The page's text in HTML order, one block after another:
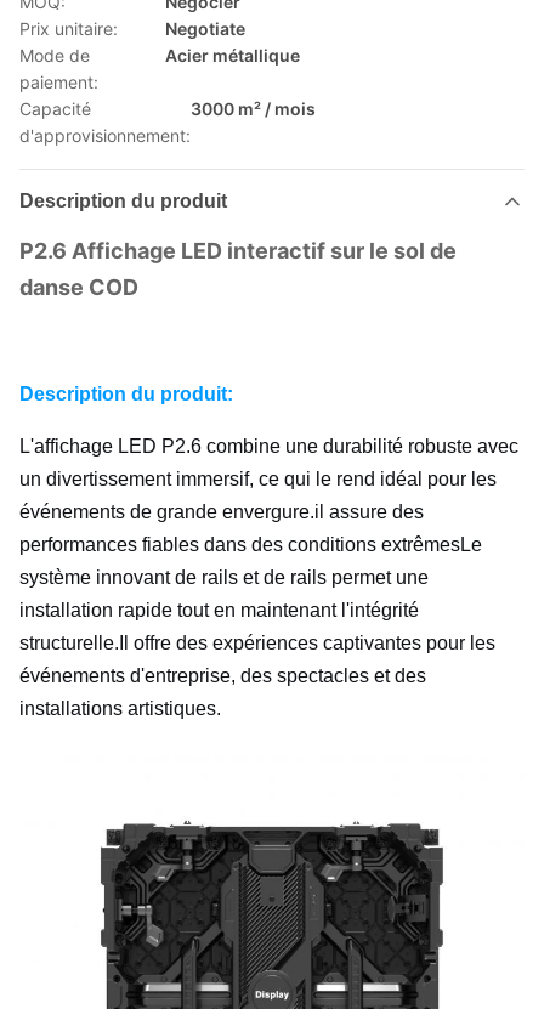
Prix unitaire:
Negotiate
Mode de
paiement:
Acier métallique
Capacité
d'approvisionnement:
3000 m² / mois
Description du produit
P2.6 Affichage LED interactif sur le sol de
danse COD
Description du produit:
L'affichage LED P2.6 combine une durabilité robuste avec
un divertissement immersif, ce qui le rend idéal pour les
événements de grande envergure.il assure des
performances fiables dans des conditions extrêmesLe
système innovant de rails et de rails permet une
installation rapide tout en maintenant l'intégrité
structurelle.Il offre des expériences captivantes pour les
événements d'entreprise, des spectacles et des
installations artistiques.